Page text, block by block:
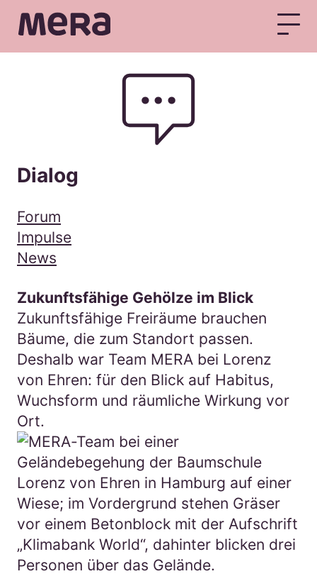
Dialog
Forum
Impulse
News
Zukunftsfähige Gehölze im Blick
Zukunftsfähige Freiräume brauchen
Bäume, die zum Standort passen.
Deshalb war Team MERA bei Lorenz
von Ehren: für den Blick auf Habitus,
Wuchsform und räumliche Wirkung vor
Ort.